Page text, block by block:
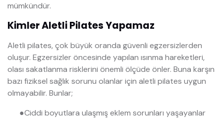
mümkündür.
Kimler Aletli Pilates Yapamaz
Aletli pilates, çok büyük oranda güvenli egzersizlerden
oluşur. Egzersizler öncesinde yapılan ısınma hareketleri,
olası sakatlanma risklerini önemli ölçüde önler. Buna karşın
bazı fiziksel sağlık sorunu olanlar için aletli pilates uygun
olmayabilir. Bunlar;
●Ciddi boyutlara ulaşmış eklem sorunları yaşayanlar